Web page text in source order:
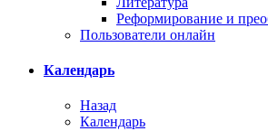
Реформирование и
Пользователи онлайн
Календарь
Назад
Календарь